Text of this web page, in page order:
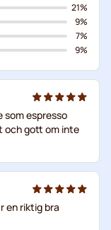
21%
9%
7%
9%
som espresso
och gott om inte
en riktig bra